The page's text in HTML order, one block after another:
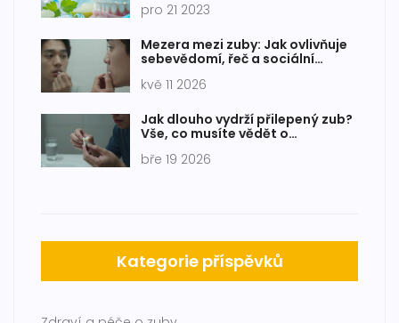
pro 21 2023
Mezera mezi zuby: Jak ovlivňuje
sebevědomí, řeč a sociální
kvě 11 2026
Jak dlouho vydrží přilepený zub?
Vše, co musíte vědět o
předního zubu
bře 19 2026
Kategorie příspěvků